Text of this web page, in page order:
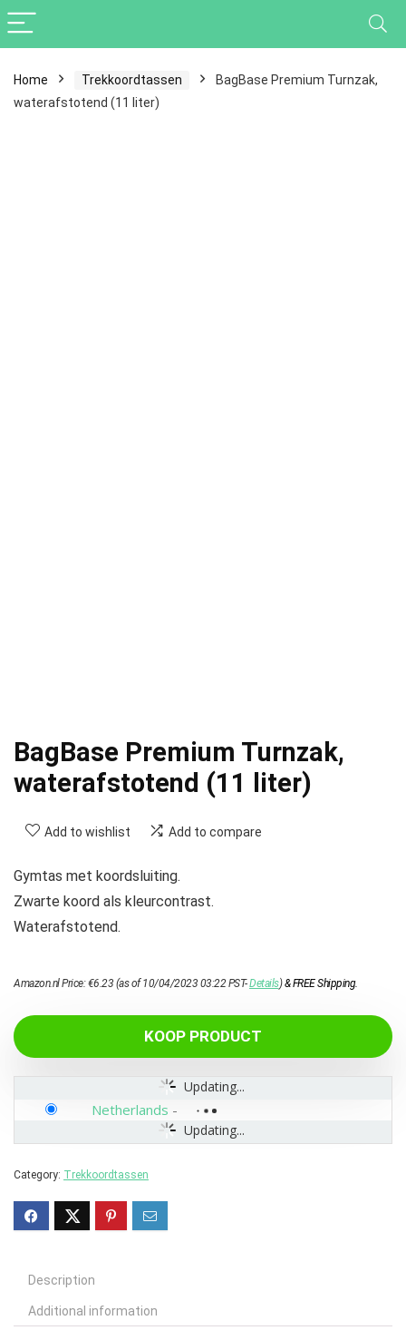
Home Trekkoordtassen
BagBase Premium Turnzak,
waterafstotend (11 liter)
BagBase Premium Turnzak,
waterafstotend (11 liter)
Add to wishlist Add to compare
Gymtas met koordsluiting.
Zwarte koord als kleurcontrast.
Waterafstotend.
Amazon.nl Price:€6.23 (as of 10/04/2023 03:22 PST-Details)&FREE Shipping.
KOOP PRODUCT
Updating...
Updating...
Netherlands -
Category: Trekkoordtassen
Description
Additional information